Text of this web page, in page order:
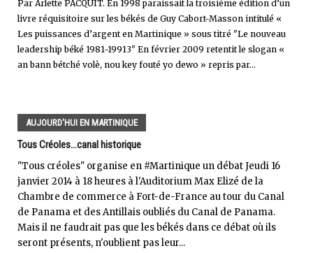
Par Arlette PACQUIT. En 1998 paraissait la troisième édition d’un
livre réquisitoire sur les békés de Guy Cabort-Masson intitulé «
Les puissances d’argent en Martinique » sous titré "Le nouveau
leadership béké 1981-19913" En février 2009 retentit le slogan «
an bann bétché volè, nou key fouté yo dewo » repris par...
AUJOURD'HUI EN MARTINIQUE
Tous Créoles...canal historique
"Tous créoles" organise en #Martinique un débat Jeudi 16
janvier 2014 à 18 heures à l'Auditorium Max Elizé de la
Chambre de commerce à Fort-de-France au tour du Canal
de Panama et des Antillais oubliés du Canal de Panama.
Mais il ne faudrait pas que les békés dans ce débat où ils
seront présents, n'oublient pas leur...